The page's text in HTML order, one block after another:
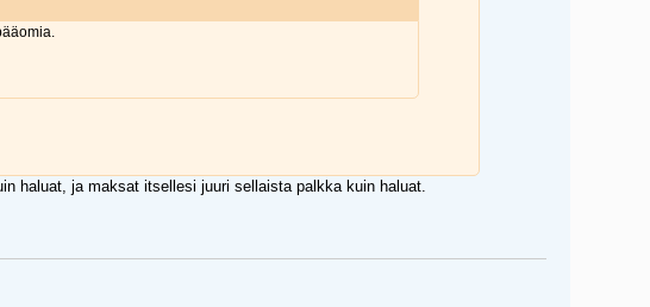
haluat, ja maksat itsellesi juuri sellaista palkka kuin haluat.